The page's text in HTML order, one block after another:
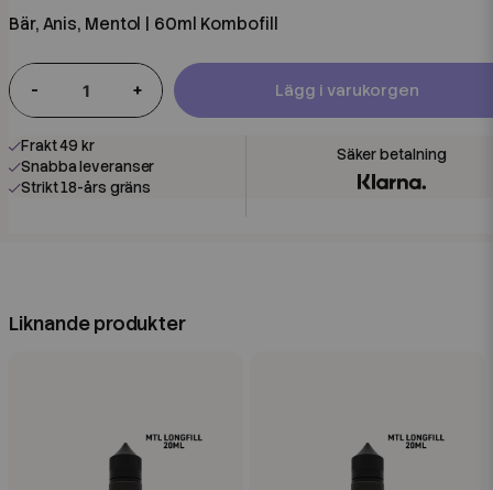
Bär, Anis, Mentol | 60ml Kombofill
- + Lägg i varukorgen
Frakt 49 kr
Snabba leveranser
Strikt 18-års gräns
Liknande produkter